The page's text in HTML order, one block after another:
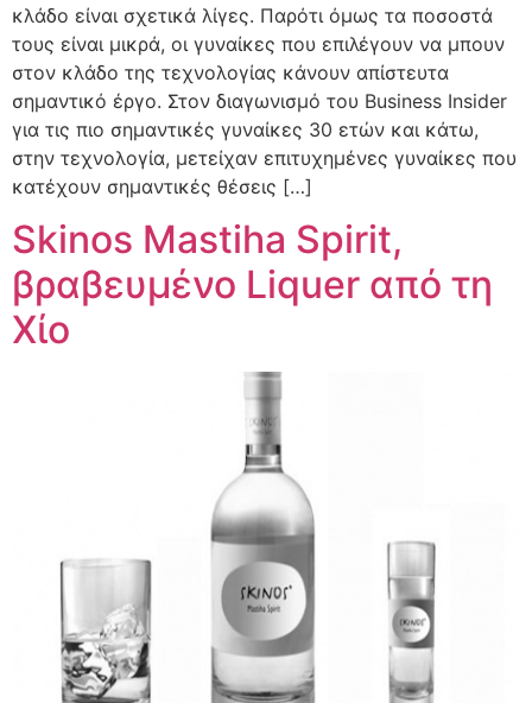
κλάδο είναι σχετικά λίγες. Παρότι όμως τα ποσοστά
τους είναι μικρά, οι γυναίκες που επιλέγουν να μπουν
στον κλάδο της τεχνολογίας κάνουν απίστευτα
σημαντικό έργο. Στον διαγωνισμό του Business Insider
για τις πιο σημαντικές γυναίκες 30 ετών και κάτω,
στην τεχνολογία, μετείχαν επιτυχημένες γυναίκες που
κατέχουν σημαντικές θέσεις […]
Skinos Mastiha Spirit,
βραβευμένο Liquer από τη
Χίο